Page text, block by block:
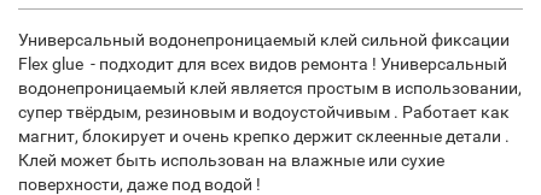
Универсальный водонепроницаемый клей сильной фиксации
Flex glue - подходит для всех видов ремонта ! Универсальный
водонепроницаемый клей является простым в использовании,
супер твёрдым, резиновым и водоустойчивым . Работает как
магнит, блокирует и очень крепко держит склеенные детали .
Клей может быть использован на влажные или сухие
поверхности, даже под водой !